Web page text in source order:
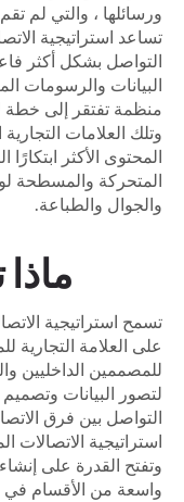
ورسائلها ، والتي لم
تساعد استراتيجية
التواصل بشكل أكثر
البيانات والرسومات
منظمة تفتقر إلى
وتلك العلامات
المحتوى الأكثر ابتكارًا
المتحركة والمسطحة
والجوال والطباعة.
تسمح استراتيجية
على العلامة
للمصممين الداخليين
لتصور البيانات
التواصل بين فرق
استراتيجية الاتصالات
وتفتح القدرة على